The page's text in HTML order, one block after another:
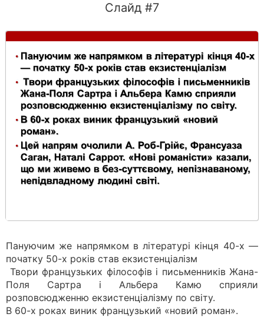
Слайд #7
Пануючим же напрямком в літературі кінця 40-х —
початку 50-х років став екзистенціалізм
Твори французьких філософів і письменників Жана-
Поля Сартра і Альбера Камю сприяли
розповсюдженню екзистенціалізму по світу.
В 60-х роках виник французький «новий роман».